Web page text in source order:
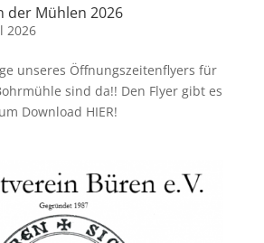
der Mühlen 2026
2026
unseres Öffnungszeitenflyers für
sind da!! Den Flyer gibt es
Download HIER!